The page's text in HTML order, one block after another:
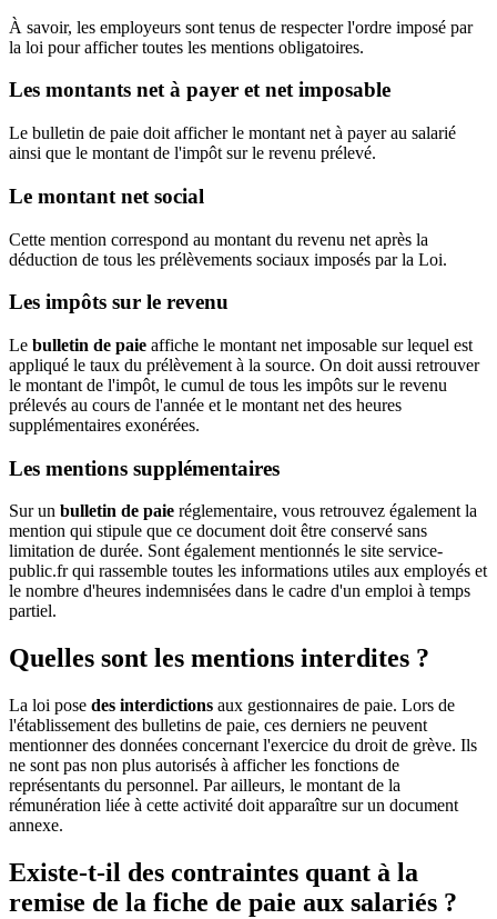
À savoir, les employeurs sont tenus de respecter l'ordre imposé par
la loi pour afficher toutes les mentions obligatoires.
Les montants net à payer et net imposable
Le bulletin de paie doit afficher le montant net à payer au salarié
ainsi que le montant de l'impôt sur le revenu prélevé.
Le montant net social
Cette mention correspond au montant du revenu net après la
déduction de tous les prélèvements sociaux imposés par la Loi.
Les impôts sur le revenu
Le bulletin de paie affiche le montant net imposable sur lequel est
appliqué le taux du prélèvement à la source. On doit aussi retrouver
le montant de l'impôt, le cumul de tous les impôts sur le revenu
prélevés au cours de l'année et le montant net des heures
supplémentaires exonérées.
Les mentions supplémentaires
Sur un bulletin de paie réglementaire, vous retrouvez également la
mention qui stipule que ce document doit être conservé sans
limitation de durée. Sont également mentionnés le site service-
public.fr qui rassemble toutes les informations utiles aux employés et
le nombre d'heures indemnisées dans le cadre d'un emploi à temps
partiel.
Quelles sont les mentions interdites ?
La loi pose des interdictions aux gestionnaires de paie. Lors de
l'établissement des bulletins de paie, ces derniers ne peuvent
mentionner des données concernant l'exercice du droit de grève. Ils
ne sont pas non plus autorisés à afficher les fonctions de
représentants du personnel. Par ailleurs, le montant de la
rémunération liée à cette activité doit apparaître sur un document
annexe.
Existe-t-il des contraintes quant à la
remise de la fiche de paie aux salariés ?